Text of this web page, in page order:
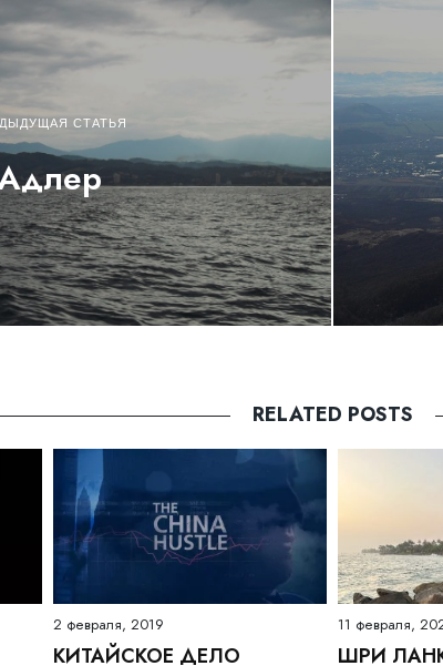
СТАТЬЯ
RELATED POSTS
2 февраля, 2019
КИТАЙСКОЕ ДЕЛО
11 февраля,
ШРИ